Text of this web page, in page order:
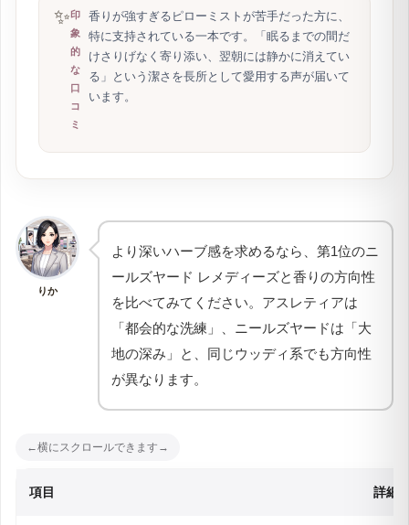
✨印
象
的
な
口
コ
ミ
香りが強すぎるピローミストが苦手だった方に、
特に支持されている一本です。「眠るまでの間だ
けさりげなく寄り添い、翌朝には静かに消えてい
る」という潔さを長所として愛用する声が届いて
います。
りか
より深いハーブ感を求めるなら、第1位のニ
ールズヤード レメディーズと香りの方向性
を比べてみてください。アスレティアは
「都会的な洗練」、ニールズヤードは「大
地の深み」と、同じウッディ系でも方向性
が異なります。
項目 詳細